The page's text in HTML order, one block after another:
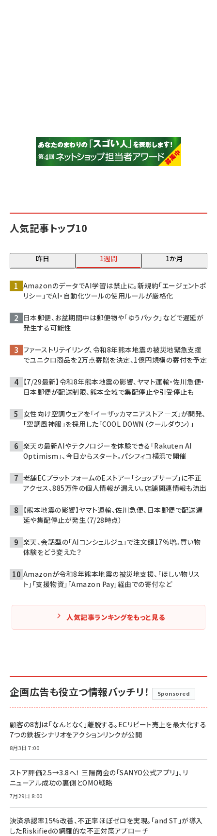
人気記事トップ10
昨日 1週間 1か月
AmazonのデータでAI学習は禁止に。新規約「エージェントポ
リシー」でAI・自動化ツールの使用ルールが厳格化
日本郵便、お盆期間中は郵便物や「ゆうパック」などで遅延が
発生する可能性
ファーストリテイリング、令和8年熊本地震の被災地緊急支援
でユニクロ商品を2万点寄贈を決定、1億円規模の寄付を予定
【7/29最新】令和8年熊本地震の影響、ヤマト運輸・佐川急便・
日本郵便が配送制限、熊本全域で集配停止や引受停止も
女性向け空調ウェアを「イーザッカマニアストア―ズ」が開発、
「空調風神服」を採用した「COOL DOWN（クールダウン）」
楽天の最新AIやテクノロジーを体験できる「Rakuten AI
Optimism」、今日からスタート。パシフィコ横浜で開催
老舗ECプラットフォームのEストアー「ショップサーブ」に不正
アクセス、885万件の個人情報が漏えい。店舗関連情報も流出
【熊本地震の影響】ヤマト運輸、佐川急便、日本郵便で配送遅
延や集配停止が発生（7/28時点）
楽天、会話型の「AIコンシェルジュ」で注文額17％増。買い物
体験をどう変えた？
Amazonが令和8年熊本地震の被災地支援、「ほしい物リス
ト」「支援物資」「Amazon Pay」経由での寄付など
人気記事ランキングをもっと見る
企画広告も役立つ情報バッチリ！ Sponsored
顧客の8割は「なんとなく」離脱する。ECリピート売上を最大化する
7つの鉄板シナリオをアクションリンクが公開
8月3日 7:00
ストア評価2.5→3.8へ！ 三陽商会の「SANYO公式アプリ」、リ
ニューアル成功の裏側とOMO戦略
7月29日 8:00
決済承認率15%改善、不正率ほぼゼロを実現。「and ST」が導入
したRiskifiedの網羅的な不正対策アプローチ